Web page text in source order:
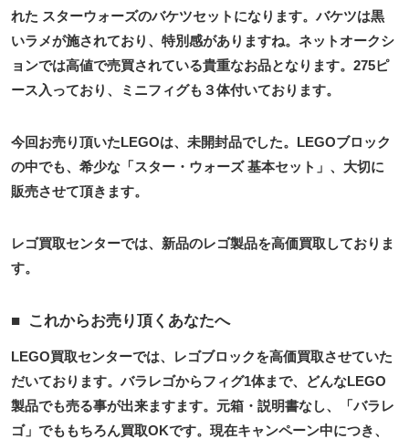
れた スターウォーズのバケツセットになります。バケツは黒
いラメが施されており、特別感がありますね。ネットオークシ
ョンでは高値で売買されている貴重なお品となります。275ピ
ース入っており、ミニフィグも３体付いております。
今回お売り頂いたLEGOは、未開封品でした。LEGOブロック
の中でも、希少な「スター・ウォーズ 基本セット」、大切に
販売させて頂きます。
レゴ買取センターでは、新品のレゴ製品を高価買取しておりま
す。
これからお売り頂くあなたへ
LEGO買取センターでは、レゴブロックを高価買取させていた
だいております。バラレゴからフィグ1体まで、どんなLEGO
製品でも売る事が出来ますます。元箱・説明書なし、「バラレ
ゴ」でももちろん買取OKです。現在キャンペーン中につき、